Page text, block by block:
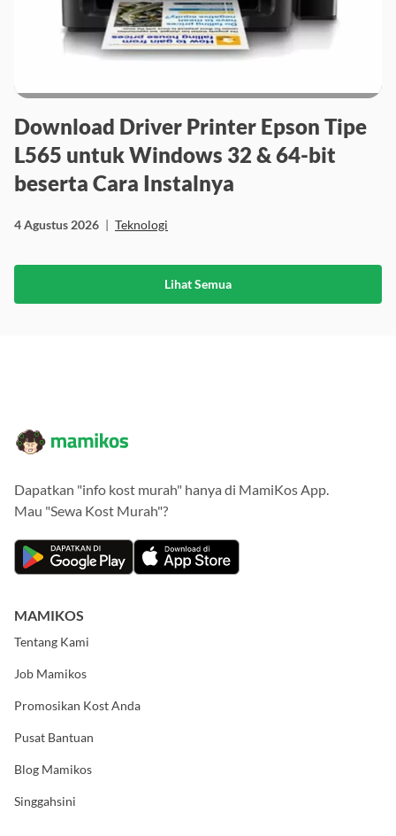
Download Driver Printer Epson Tipe
L565 untuk Windows 32 & 64-bit
beserta Cara Instalnya
4 Agustus 2026 | Teknologi
Lihat Semua
Dapatkan "info kost murah" hanya di MamiKos App.
Mau "Sewa Kost Murah"?
MAMIKOS
Tentang Kami
Job Mamikos
Promosikan Kost Anda
Pusat Bantuan
Blog Mamikos
Singgahsini